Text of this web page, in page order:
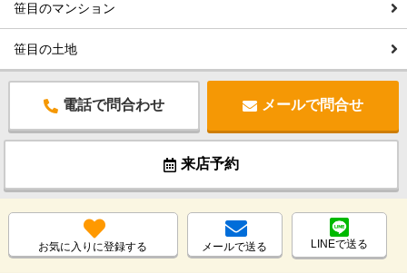
笹目のマンション
笹目の土地
電話で問合わせ メールで問合せ
来店予約
お気に入りに登録する メールで送る LINEで送る